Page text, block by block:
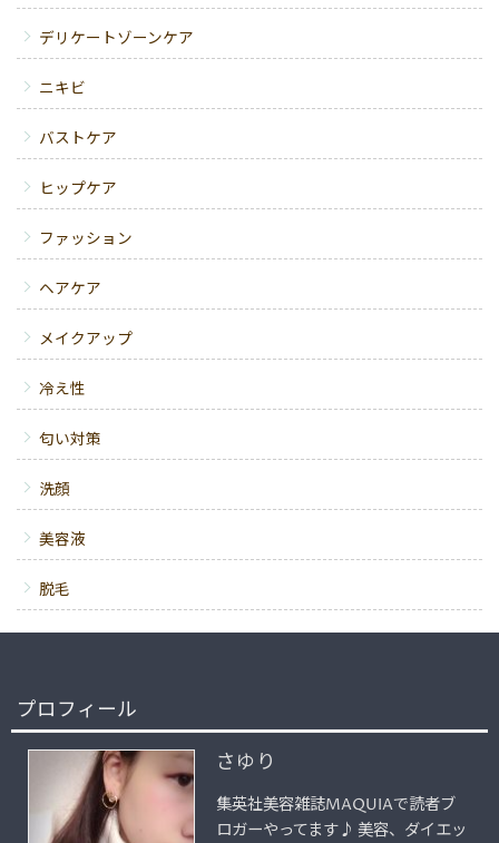
デリケートゾーンケア
ニキビ
バストケア
ヒップケア
ファッション
ヘアケア
メイクアップ
冷え性
匂い対策
洗顔
美容液
脱毛
プロフィール
さゆり
集英社美容雑誌MAQUIAで読者ブ
ロガーやってます♪ 美容、ダイエッ